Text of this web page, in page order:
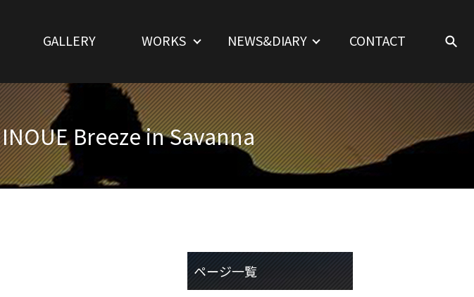
GALLERY WORKS NEWS&DIARY CONTACT
Breeze in Savanna